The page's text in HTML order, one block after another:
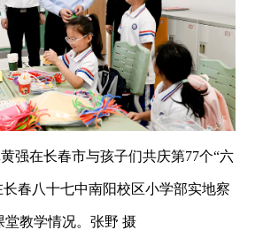
强在长春市与孩子们共庆第77个“六
春八十七中南阳校区小学部实地察
堂教学情况。张野 摄